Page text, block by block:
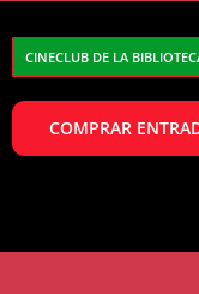
CINECLUB DE LA
COMPRAR